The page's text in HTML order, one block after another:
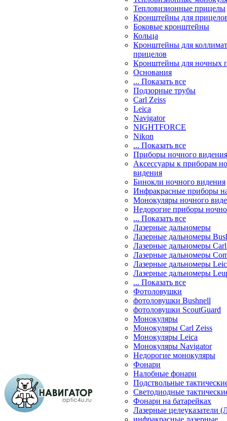
Тепловизионные прицелы
Кронштейны для
Боковые кронштейны
Кольца
Кронштейны для
прицелов
Кронштейны для ночных
Основания
... Показать все
Подзорные трубы
Carl Zeiss
Leica
Navigator
NIGHTFORCE
Nikon
... Показать все
Приборы ночного видения
Аксессуары к приборам
видения
Бинокли ночного видения
Инфракрасные приборы
Монокуляры ночного
Недорогие приборы
... Показать все
Лазерные дальномеры
Лазерные дальномеры
Лазерные дальномеры
Лазерные дальномеры
Лазерные дальномеры
Лазерные дальномеры
... Показать все
Фотоловушки
фотоловушки Bushnell
фотоловушки ScoutGuard
Монокуляры
Монокуляры Carl Zeiss
Монокуляры Leica
Монокуляры Navigator
Недорогие монокуляры
Фонари
Налобные фонари
Подствольные
Светодиодные
Фонари на батарейках
Лазерные целеуказатели
инфракрасные лазерные